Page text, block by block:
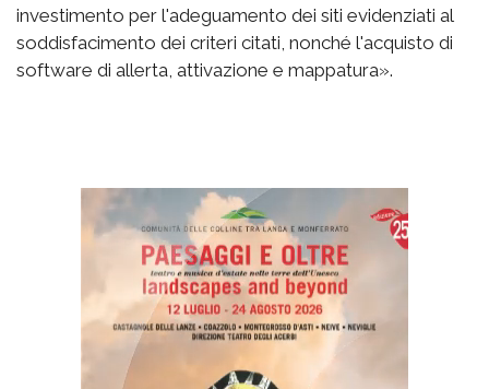
investimento per l'adeguamento dei siti evidenziati al
soddisfacimento dei criteri citati, nonché l'acquisto di
software di allerta, attivazione e mappatura».